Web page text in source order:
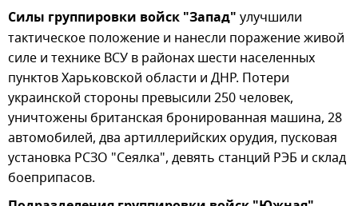
Силы группировки войск "Запад" улучшили
тактическое положение и нанесли поражение живой
силе и технике ВСУ в районах шести населенных
пунктов Харьковской области и ДНР. Потери
украинской стороны превысили 250 человек,
уничтожены британская бронированная машина, 28
автомобилей, два артиллерийских орудия, пусковая
установка РСЗО "Сеялка", девять станций РЭБ и склад
боеприпасов.